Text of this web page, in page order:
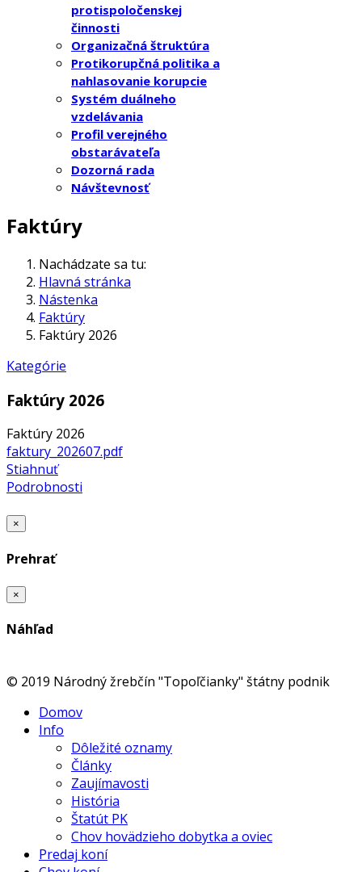
protispoločenskej
činnosti
Organizačná štruktúra
Protikorupčná politika a
nahlasovanie korupcie
Systém duálneho
vzdelávania
Profil verejného
obstarávateľa
Dozorná rada
Návštevnosť
Faktúry
Nachádzate sa tu:
Hlavná stránka
Nástenka
Faktúry
Faktúry 2026
Kategórie
Faktúry 2026
Faktúry 2026
faktury_202607.pdf
Stiahnuť
Podrobnosti
×
Prehrať
×
Náhľad
© 2019 Národný žrebčín "Topoľčianky" štátny podnik
Domov
Info
Dôležité oznamy
Články
Zaujímavosti
História
Štatút PK
Chov hovädzieho dobytka a oviec
Predaj koní